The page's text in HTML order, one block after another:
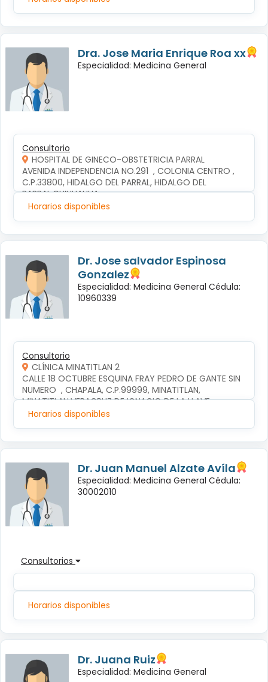
Dra. Jose Maria Enrique Roa xx
Especialidad: Medicina General
Consultorio
HOSPITAL DE GINECO-OBSTETRICIA PARRAL
AVENIDA INDEPENDENCIA NO.291  , COLONIA CENTRO ,
C.P.33800, HIDALGO DEL PARRAL, HIDALGO DEL
PARRAL,CHIHUAHUA
Horarios disponibles
Dr. Jose salvador Espinosa
Gonzalez
Especialidad: Medicina General Cédula:
10960339
Consultorio
CLÍNICA MINATITLAN 2
CALLE 18 OCTUBRE ESQUINA FRAY PEDRO DE GANTE SIN
NUMERO  , CHAPALA, C.P.99999, MINATITLAN,
MINATITLAN,VERACRUZ DE IGNACIO DE LA LLAVE
Horarios disponibles
Dr. Juan Manuel Alzate Avíla
Especialidad: Medicina General Cédula:
30002010
Consultorios
Horarios disponibles
Dr. Juana Ruiz
Especialidad: Medicina General